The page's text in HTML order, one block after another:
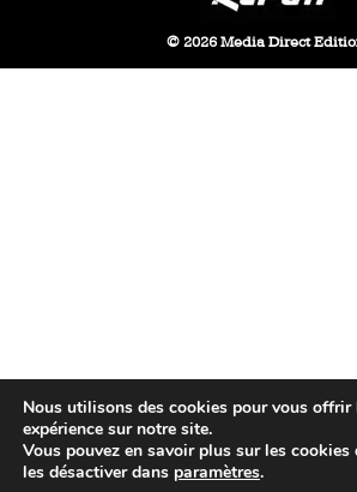
© 2026 Media Direct
Nous utilisons des cookies pour vous offrir
expérience sur notre site.
Vous pouvez en savoir plus sur les
les désactiver dans paramètres.